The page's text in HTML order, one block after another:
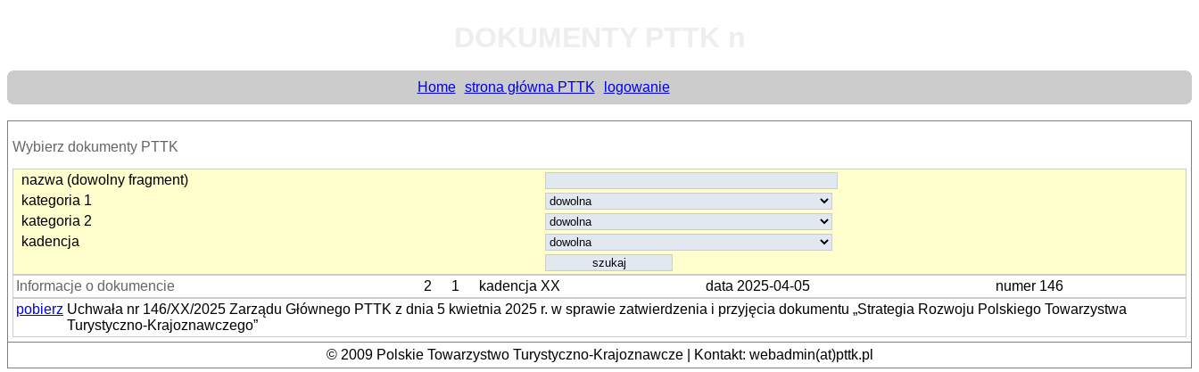
Home strona główna PTTK logowanie
Wybierz dokumenty PTTK
nazwa (dowolny fragment)
kategoria 1
kategoria 2
kadencja
Informacje o dokumencie 2 1 kadencja XX data 2025-04-05
numer 146
pobierz Uchwała nr 146/XX/2025 Zarządu Głównego PTTK z dnia 5 kwietnia 2025 r. w sprawie zatwierdzenia i przyjęcia dokumentu „Strategia Rozwoju Polskiego Towarzystwa
Turystyczno-Krajoznawczego”
© 2009 Polskie Towarzystwo Turystyczno-Krajoznawcze | Kontakt: webadmin(at)pttk.pl